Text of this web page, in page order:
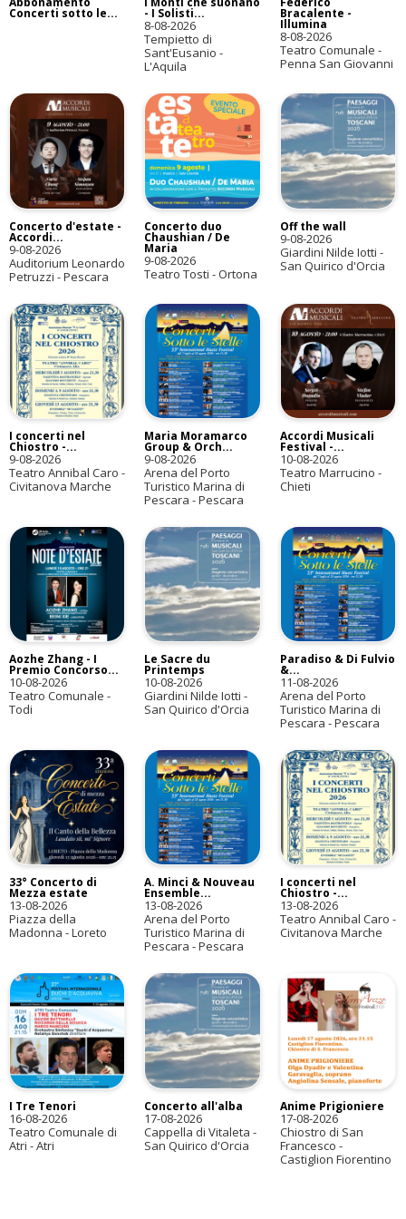
Concerti sotto le... - I Solisti...
8-08-2026
Tempietto di
Sant'Eusanio -
L'Aquila
Bracalente -
Illumina
8-08-2026
Teatro Comunale -
Penna San Giovanni
Concerto d'estate -
Accordi...
9-08-2026
Auditorium Leonardo
Petruzzi - Pescara
Concerto duo
Chaushian / De
Maria
9-08-2026
Teatro Tosti - Ortona
Off the wall
9-08-2026
Giardini Nilde Iotti -
San Quirico d'Orcia
I concerti nel
Chiostro -...
9-08-2026
Teatro Annibal Caro -
Civitanova Marche
Maria Moramarco
Group & Orch...
9-08-2026
Arena del Porto
Turistico Marina di
Pescara - Pescara
Accordi Musicali
Festival -...
10-08-2026
Teatro Marrucino -
Chieti
Aozhe Zhang - I
Premio Concorso...
10-08-2026
Teatro Comunale -
Todi
Le Sacre du
Printemps
10-08-2026
Giardini Nilde Iotti -
San Quirico d'Orcia
Paradiso & Di Fulvio
&...
11-08-2026
Arena del Porto
Turistico Marina di
Pescara - Pescara
33° Concerto di
Mezza estate
13-08-2026
Piazza della
Madonna - Loreto
A. Minci & Nouveau
Ensemble...
13-08-2026
Arena del Porto
Turistico Marina di
Pescara - Pescara
I concerti nel
Chiostro -...
13-08-2026
Teatro Annibal Caro -
Civitanova Marche
I Tre Tenori
16-08-2026
Teatro Comunale di
Atri - Atri
Concerto all'alba
17-08-2026
Cappella di Vitaleta -
San Quirico d'Orcia
Anime Prigioniere
17-08-2026
Chiostro di San
Francesco -
Castiglion Fiorentino